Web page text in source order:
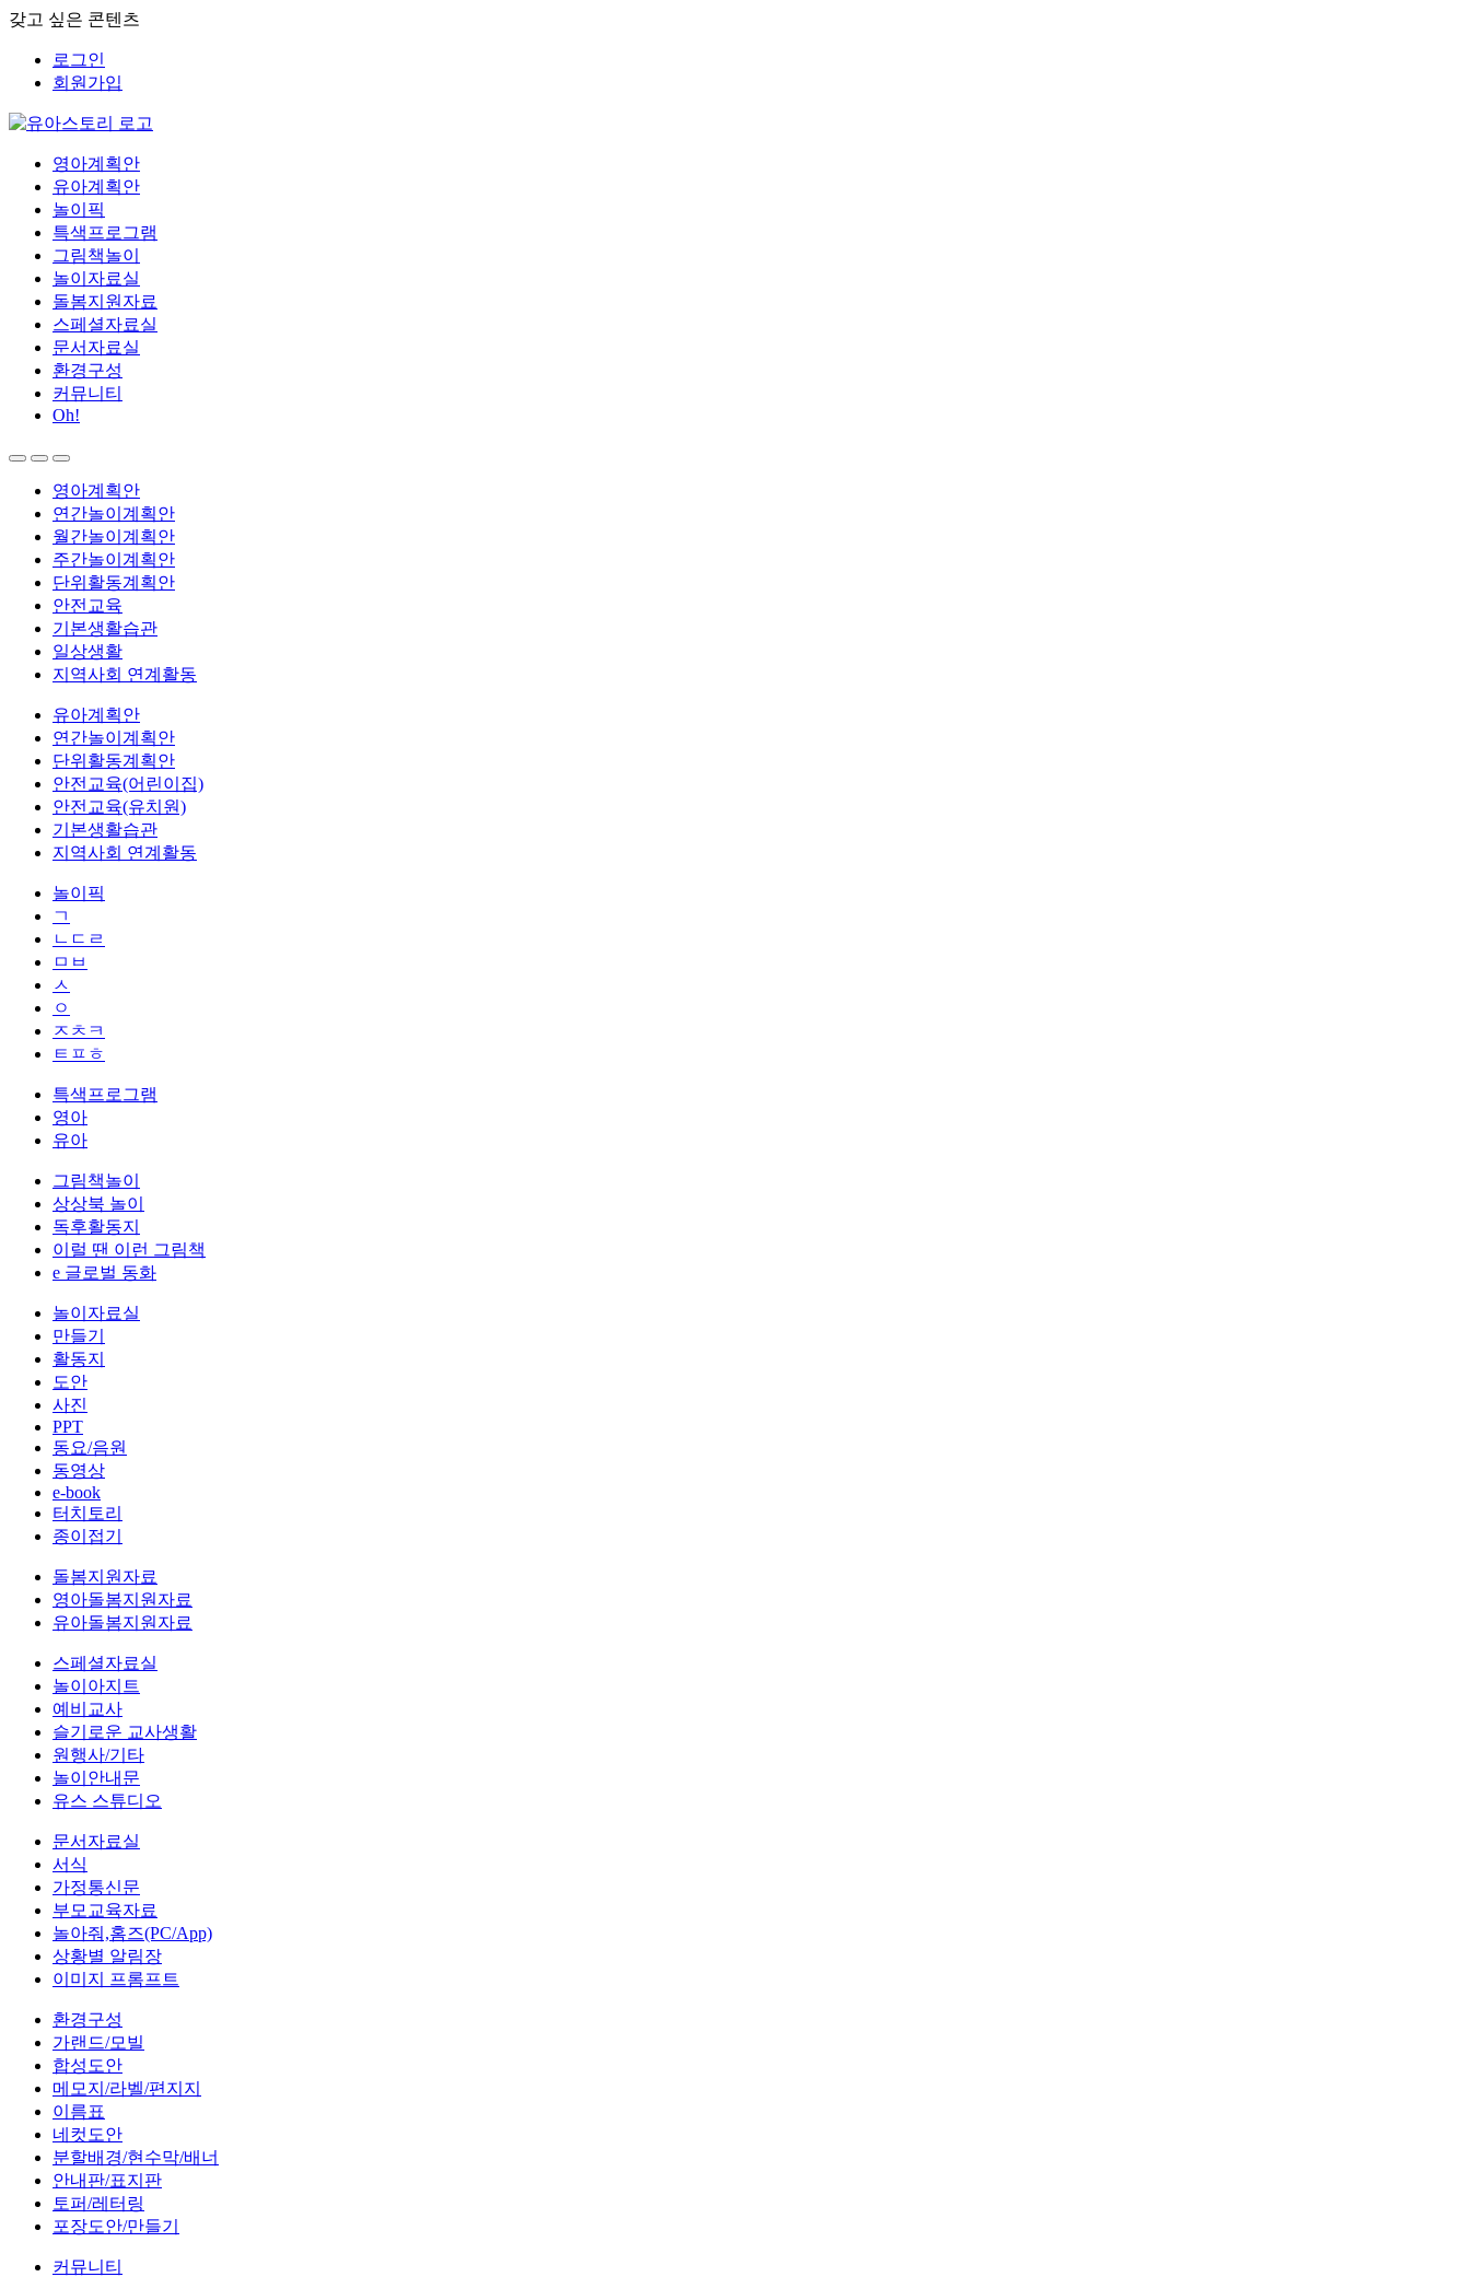
갖고 싶은 콘텐츠
로그인
회원가입
영아계획안
유아계획안
놀이픽
특색프로그램
그림책놀이
놀이자료실
돌봄지원자료
스페셜자료실
문서자료실
환경구성
커뮤니티
Oh!
영아계획안
연간놀이계획안
월간놀이계획안
주간놀이계획안
단위활동계획안
안전교육
기본생활습관
일상생활
지역사회 연계활동
유아계획안
연간놀이계획안
단위활동계획안
안전교육(어린이집)
안전교육(유치원)
기본생활습관
지역사회 연계활동
놀이픽
ㄱ
ㄴㄷㄹ
ㅁㅂ
ㅅ
ㅇ
ㅈㅊㅋ
ㅌㅍㅎ
특색프로그램
영아
유아
그림책놀이
상상북 놀이
독후활동지
이럴 땐 이런 그림책
e 글로벌 동화
놀이자료실
만들기
활동지
도안
사진
PPT
동요/음원
동영상
e-book
터치토리
종이접기
돌봄지원자료
영아돌봄지원자료
유아돌봄지원자료
스페셜자료실
놀이아지트
예비교사
슬기로운 교사생활
원행사/기타
놀이안내문
유스 스튜디오
문서자료실
서식
가정통신문
부모교육자료
놀아줘,홈즈(PC/App)
상황별 알림장
이미지 프롬프트
환경구성
가랜드/모빌
합성도안
메모지/라벨/편지지
이름표
네컷도안
분할배경/현수막/배너
안내판/표지판
토퍼/레터링
포장도안/만들기
커뮤니티